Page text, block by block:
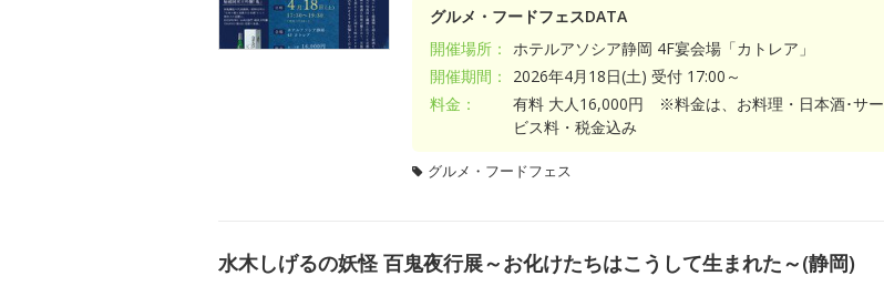
グルメ・フードフェスDATA
開催場所：
ホテルアソシア静岡 4F宴会場「カトレア」
開催期間：
2026年4月18日(土) 受付 17:00～
料金：
有料 大人16,000円 ※料金は、お料理・日本酒･サー
ビス料・税金込み
グルメ・フードフェス
水木しげるの妖怪 百鬼夜行展～お化けたちはこうして生まれた～(静岡)